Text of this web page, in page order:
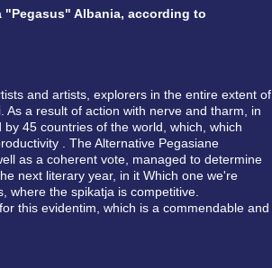
Albania, according to
and artists, explorers in the entire extent of
a result of action with nerve and tharm, in
45 countries of the world, which, which
. The Alternative Pegasiane
as a coherent vote, managed to determine
next literary year, in it Which one we're
where the spikatja is competitive.
this evidentim, which is a commendable and